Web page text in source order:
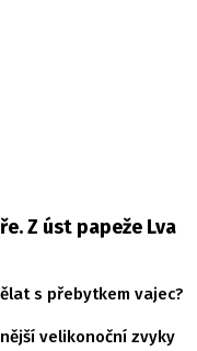
Z úst papeže Lva
s přebytkem vajec?
velikonoční zvyky